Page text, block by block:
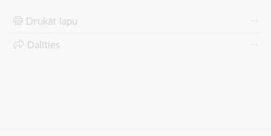
Drukāt lapu
Dalīties